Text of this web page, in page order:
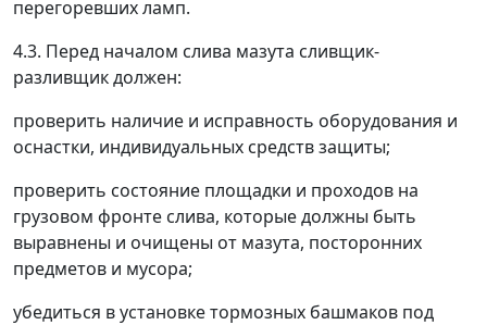
перегоревших ламп.
4.3. Перед началом слива мазута сливщик-
разливщик должен:
проверить наличие и исправность оборудования и
оснастки, индивидуальных средств защиты;
проверить состояние площадки и проходов на
грузовом фронте слива, которые должны быть
выравнены и очищены от мазута, посторонних
предметов и мусора;
убедиться в установке тормозных башмаков под